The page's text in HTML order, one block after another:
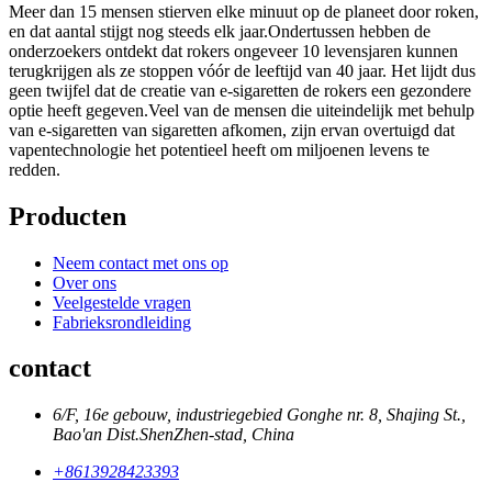
Meer dan 15 mensen stierven elke minuut op de planeet door roken,
en dat aantal stijgt nog steeds elk jaar.Ondertussen hebben de
onderzoekers ontdekt dat rokers ongeveer 10 levensjaren kunnen
terugkrijgen als ze stoppen vóór de leeftijd van 40 jaar. Het lijdt dus
geen twijfel dat de creatie van e-sigaretten de rokers een gezondere
optie heeft gegeven.Veel van de mensen die uiteindelijk met behulp
van e-sigaretten van sigaretten afkomen, zijn ervan overtuigd dat
vapentechnologie het potentieel heeft om miljoenen levens te
redden.
Producten
Neem contact met ons op
Over ons
Veelgestelde vragen
Fabrieksrondleiding
contact
6/F, 16e gebouw, industriegebied Gonghe nr. 8, Shajing St.,
Bao'an Dist.ShenZhen-stad, China
+8613928423393